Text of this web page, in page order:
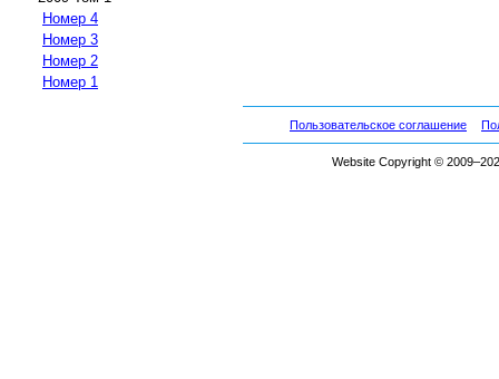
Номер 4
Номер 3
Номер 2
Номер 1
Пользовательское соглашение
Website Copyright ©